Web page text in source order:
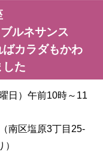
ルネサンス
ばカラダもかわ
した
日）午前10時～11
南区塩原3丁目25-